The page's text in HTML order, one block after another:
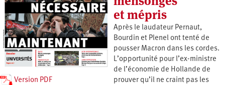
et mépris
Après le laudateur Pernaut,
Bourdin et Plenel ont tenté de
pousser Macron dans les cordes.
L’opportunité pour l’ex-ministre
de l’économie de Hollande de
prouver qu’il ne craint pas les
Version PDF